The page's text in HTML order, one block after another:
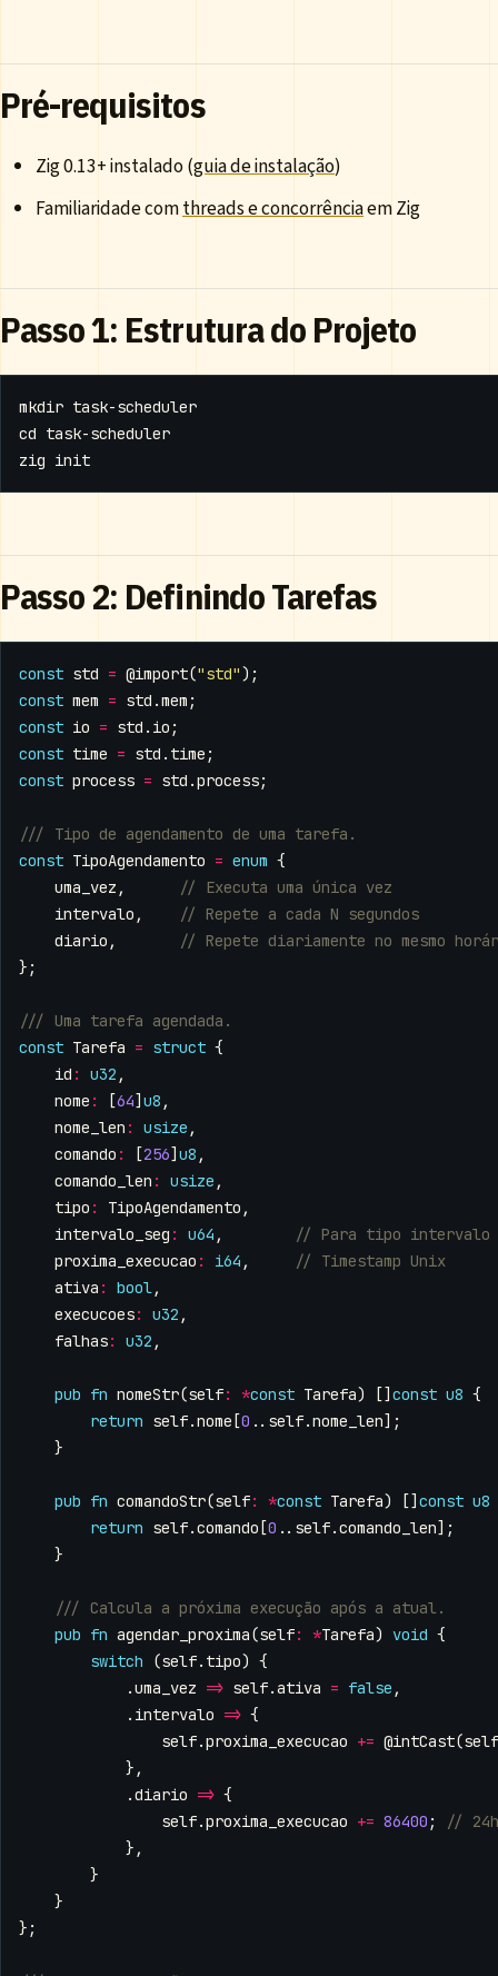
Pré-requisitos
Zig 0.13+ instalado (guia de instalação)
Familiaridade comthreads e concorrênciaem Zig
Passo 1: Estrutura do Projeto
cd
Passo 2: Definindo Tarefas
const std = @import("std");
const mem = std .mem ;
const io = std . io ;
const time = std . time ;
const process = std .process;
const TipoAgendamento = enum {
uma_vez ,
intervalo ,
diario ,
};
const Tarefa = struct {
id : u32 ,
nome : [64] u8 ,
nome_len : usize ,
comando : [256] u8 ,
comando_len : usize ,
tipo : TipoAgendamento ,
intervalo_seg : u64 ,
proxima_execucao : i64 ,
ativa : bool,
execucoes: u32 ,
falhas: u32 ,
pub fn nomeStr(self: *const Tarefa) [] const u8 {
return self.nome [0 .. self.nome_len];
}
pub fn comandoStr(self: *const Tarefa) [] const u8
return self.comando [0 .. self.comando_len];
}
pub fn agendar_proxima(self: *Tarefa) void {
switch
(self. tipo) {
.uma_vez => self.ativa = false ,
. intervalo => {
self.proxima_execucao += @intCast(self
},
.diario => {
self.proxima_execucao += 86400 ;
},
}
}
};